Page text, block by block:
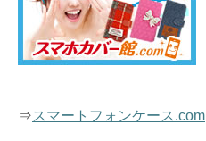
⇒スマートフォンケース.com